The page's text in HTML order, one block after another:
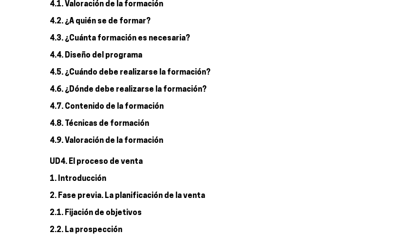
4.1. Valoración de la formación
4.2. ¿A quién se de formar?
4.3. ¿Cuánta formación es necesaria?
4.4. Diseño del programa
4.5. ¿Cuándo debe realizarse la formación?
4.6. ¿Dónde debe realizarse la formación?
4.7. Contenido de la formación
4.8. Técnicas de formación
4.9. Valoración de la formación
UD4. El proceso de venta
1. Introducción
2. Fase previa. La planificación de la venta
2.1. Fijación de objetivos
2.2. La prospección